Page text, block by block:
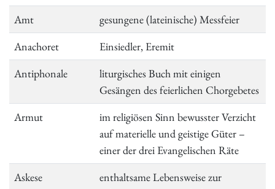
Amt
gesungene (lateinische) Messfeier
Anachoret
Einsiedler, Eremit
Antiphonale
liturgisches Buch mit einigen
Gesängen des feierlichen Chorgebetes
Armut
im religiösen Sinn bewusster Verzicht
auf materielle und geistige Güter –
einer der drei Evangelischen Räte
Askese
enthaltsame Lebensweise zur